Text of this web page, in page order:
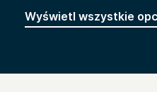
Wyświetl wszystkie